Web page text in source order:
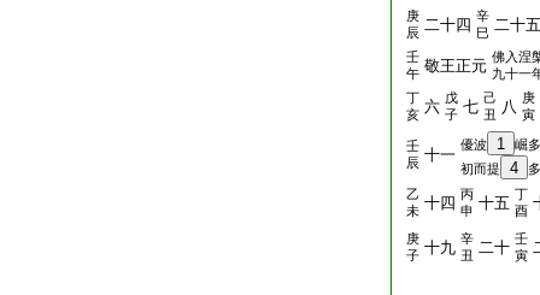
庚
辰 二十四 辛
巳 二十五
壬
午 敬王正元 佛入涅
九十一
丁
亥 六 戊
子 七 己
丑 八 庚
寅
壬
辰 十一
優波 1
崛
初而提
4
乙
未 十四 丙
申 十五 丁
酉
庚
子 十九 辛
丑 二十 壬
寅